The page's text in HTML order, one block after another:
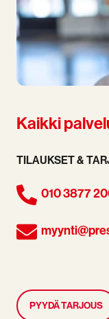
Kaikki
TILAUKSET &
010 3877
PYYDÄ TARJOUS